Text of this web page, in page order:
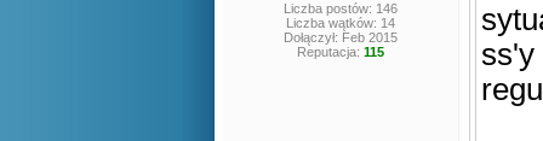
Liczba postów: 146
Liczba wątków: 14
Dołączył: Feb 2015
Reputacja: 115
ss'y